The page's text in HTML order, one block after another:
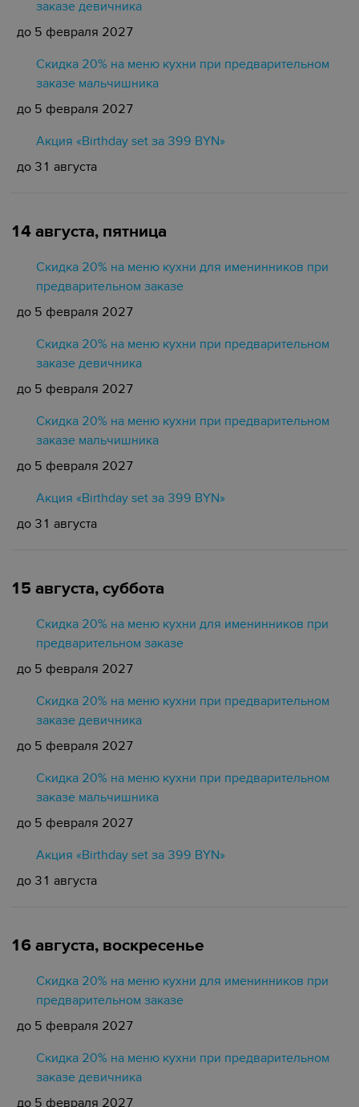
заказе девичника
до 5 февраля 2027
Скидка 20% на меню кухни при предварительном
заказе мальчишника
до 5 февраля 2027
Акция «Birthday set за 399 BYN»
до 31 августа
14 августа, пятница
Скидка 20% на меню кухни для именинников при
предварительном заказе
до 5 февраля 2027
Скидка 20% на меню кухни при предварительном
заказе девичника
до 5 февраля 2027
Скидка 20% на меню кухни при предварительном
заказе мальчишника
до 5 февраля 2027
Акция «Birthday set за 399 BYN»
до 31 августа
15 августа, суббота
Скидка 20% на меню кухни для именинников при
предварительном заказе
до 5 февраля 2027
Скидка 20% на меню кухни при предварительном
заказе девичника
до 5 февраля 2027
Скидка 20% на меню кухни при предварительном
заказе мальчишника
до 5 февраля 2027
Акция «Birthday set за 399 BYN»
до 31 августа
16 августа, воскресенье
Скидка 20% на меню кухни для именинников при
предварительном заказе
до 5 февраля 2027
Скидка 20% на меню кухни при предварительном
заказе девичника
до 5 февраля 2027